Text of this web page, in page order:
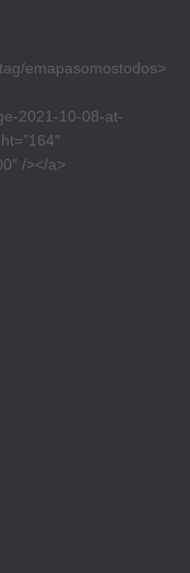
emapasomostodos>
2021-10-08-at-
/></a>